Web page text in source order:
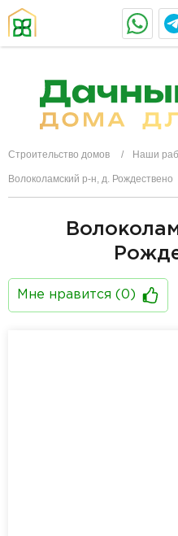
Строительство домов Наши
Волоколамский р-н, д. Рождествено
Мне нравится ( 0 )